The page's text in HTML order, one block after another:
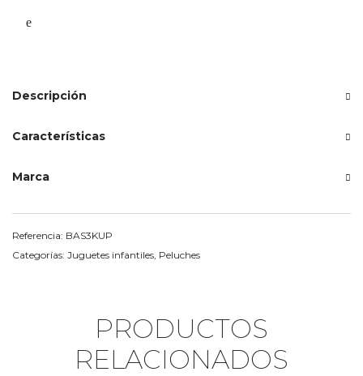
Descripción
Características
Marca
Referencia: BAS3KUP
Categorías: Juguetes infantiles Peluches
PRODUCTOS
RELACIONADOS